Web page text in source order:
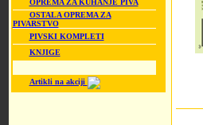
OPREMA ZA KUHANJE PIVA
OSTALA OPREMA ZA
PIVARSTVO
PIVSKI KOMPLETI
KNJIGE
Artikli na akciji